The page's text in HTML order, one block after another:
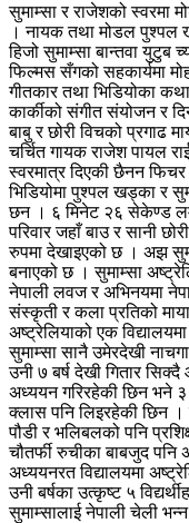
सुमाम्सा र राजेशको स्वरमा
। नायक तथा मोडल पुश्पल
हिजो सुमाम्सा बान्तवा युटुब
फिल्मस सँगको सहकार्यमा
गीतकार तथा भिडियोका
कार्कीको संगीत संयोजन र
बाबु र छोरी विचको प्रगाढ
चर्चित गायक राजेश पायल
स्वरमात्र दिएकी छैनन फिचर
भिडियोमा पुश्पल खड्का र
छन । ६ मिनेट २६ सेकेण्ड
परिवार जहाँ बाउ र सानी
रुपमा देखाइएको छ । अझ
बनाएको छ । सुमाम्सा
नेपाली लवज र अभिनयमा
संस्कृती र कला प्रतिको
अष्ट्रेलियाको एक
सुमाम्सा सानै उमेरदेखी
उनी ७ बर्ष देखी गितार
अध्ययन गरिरहेकी छिन भने ३
क्लास पनि लिइरहेकी छिन ।
पौडी र भलिबलको पनि
चौतर्फी रुचीका बाबजुद
अध्ययनरत विद्यालयमा
उनी बर्षका उत्कृष्ट ५
सुमाम्सालाई नेपाली चेली